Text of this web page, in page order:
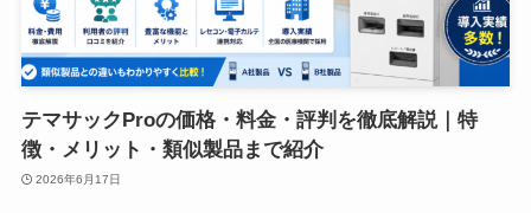
テマサックProの価格・料金・評判を徹底解説｜特
徴・メリット・類似製品まで紹介
2026年6月17日